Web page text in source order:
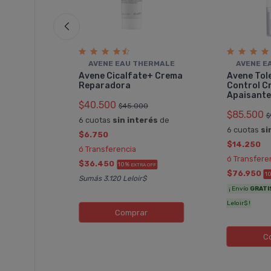
AVENE EAU THERMALE
Avene Cicalfate+ Crema
Reparadora
$40.500 $45.000
6 cuotas sin interés de
$6.750
ó Transferencia
$36.450 10% EXTRA OFF
Sumás 3.120 Leloir$
Comprar
AVENE
Avene
Control
Apaisante
$85.500
6 cuotas
$14.250
ó
$76.950
¡ Envío
Leloir$ !